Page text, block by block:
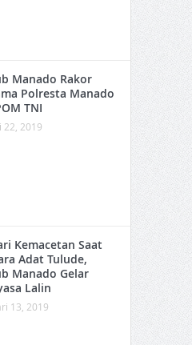
Manado Rakor
Polresta Manado
TNI
22, 2019
Kemacetan Saat
Adat Tulude,
Manado Gelar
Lalin
13, 2019